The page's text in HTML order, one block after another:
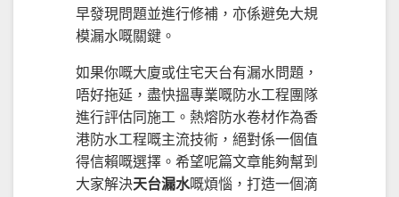
早發現問題並進行修補，亦係避免大規
模漏水嘅關鍵。
如果你嘅大廈或住宅天台有漏水問題，
唔好拖延，盡快搵專業嘅防水工程團隊
進行評估同施工。熱熔防水卷材作為香
港防水工程嘅主流技術，絕對係一個值
得信賴嘅選擇。希望呢篇文章能夠幫到
大家解決天台漏水嘅煩惱，打造一個滴